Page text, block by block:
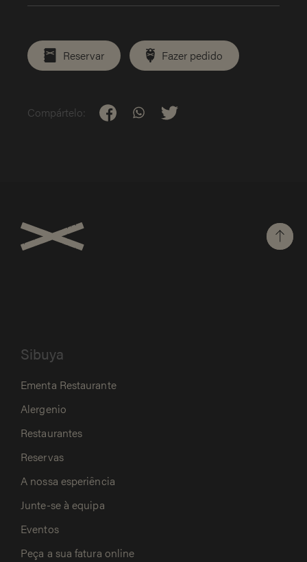
Compártelo:
Reservar Fazer pedido
Sibuya
Ementa Restaurante
Alergenio
Restaurantes
Reservas
A nossa esperiência
Junte-se à equipa
Eventos
Peça a sua fatura online